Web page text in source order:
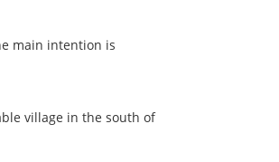
main intention is
village in the south of